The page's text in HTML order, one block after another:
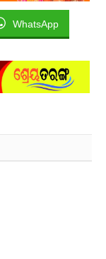
WhatsApp